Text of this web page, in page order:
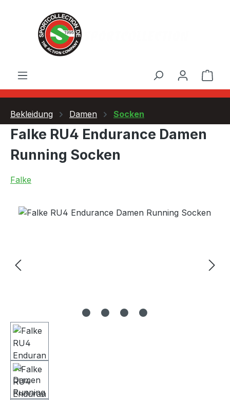
Zum Hauptinhalt springen
Bekleidung Damen Socken
Falke RU4 Endurance Damen
Running Socken
Falke
Bildergalerie überspringen